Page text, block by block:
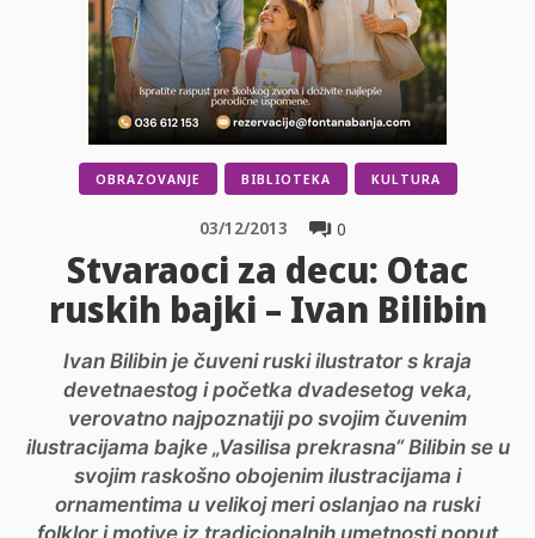
OBRAZOVANJE BIBLIOTEKA KULTURA
0
03/12/2013
Stvaraoci za decu: Otac
ruskih bajki – Ivan Bilibin
Ivan Bilibin je čuveni ruski ilustrator s kraja
devetnaestog i početka dvadesetog veka,
verovatno najpoznatiji po svojim čuvenim
ilustracijama bajke „Vasilisa prekrasna“ Bilibin se u
svojim raskošno obojenim ilustracijama i
ornamentima u velikoj meri oslanjao na ruski